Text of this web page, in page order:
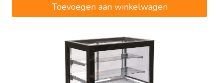
Toevoegen aan winkelwagen